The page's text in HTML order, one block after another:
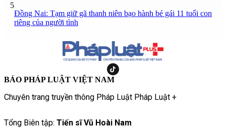
5
Đồng Nai: Tạm giữ gã thanh niên bạo hành bé gái 11 tuổi con
riêng của người tình
BÁO PHÁP LUẬT VIỆT NAM
Chuyên trang truyền thông Pháp Luật Pháp Luật +
Tổng Biên tập: Tiến sĩ Vũ Hoài Nam